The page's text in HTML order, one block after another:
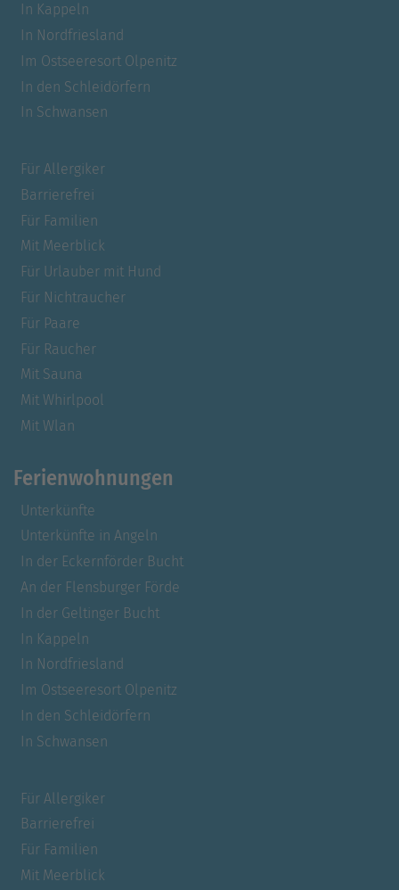
In Kappeln
In Nordfriesland
Im Ostseeresort Olpenitz
In den Schleidörfern
In Schwansen
Für Allergiker
Barrierefrei
Für Familien
Mit Meerblick
Für Urlauber mit Hund
Für Nichtraucher
Für Paare
Für Raucher
Mit Sauna
Mit Whirlpool
Mit Wlan
Ferienwohnungen
Unterkünfte
Unterkünfte in Angeln
In der Eckernförder Bucht
An der Flensburger Förde
In der Geltinger Bucht
In Kappeln
In Nordfriesland
Im Ostseeresort Olpenitz
In den Schleidörfern
In Schwansen
Für Allergiker
Barrierefrei
Für Familien
Mit Meerblick